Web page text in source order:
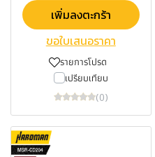
เพิ่มลงตะกร้า
ขอใบเสนอราคา
รายการโปรด
เปรียบเทียบ
(0)